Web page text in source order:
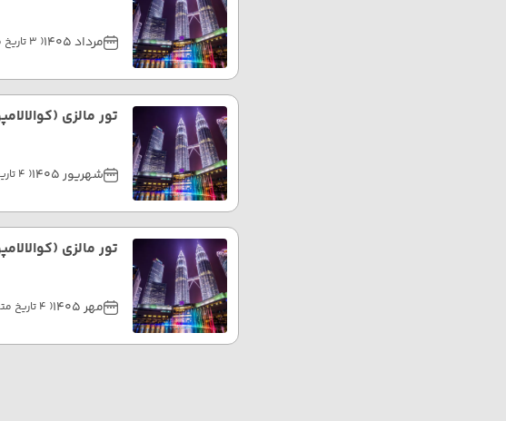
مرداد 1405 ( 3 تاریخ متفاوت )
تور مالزی
شهریور 1405 ( 4 تاریخ متفاوت )
تور مالزی
مهر 1405 ( 4 تاریخ متفاوت )